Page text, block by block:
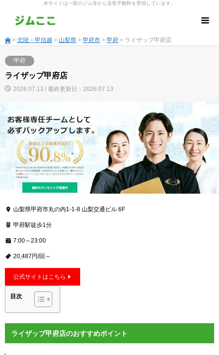
本サイトは一部のジム等から送客手数料を受領しています。
> 北陸・甲信越 > 山梨県 > 甲府市 > 甲府 > ライザップ甲府店
甲府
ライザップ甲府店
2026.07.13 / 最終更新日：2026.07.13
山梨県甲府市丸の内1-1-8 山梨交通ビル 6F
甲府駅徒歩1分
7:00～23:00
20,487円/回～
公式サイトはこちら
目次
ライザップ甲府店のおすすめポイント